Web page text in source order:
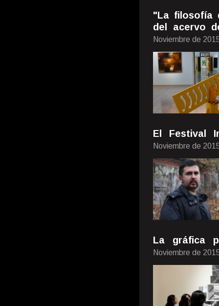
"La filosofía
del acervo
Noviembre de
El Festival
Noviembre de
La gráfica
Noviembre de